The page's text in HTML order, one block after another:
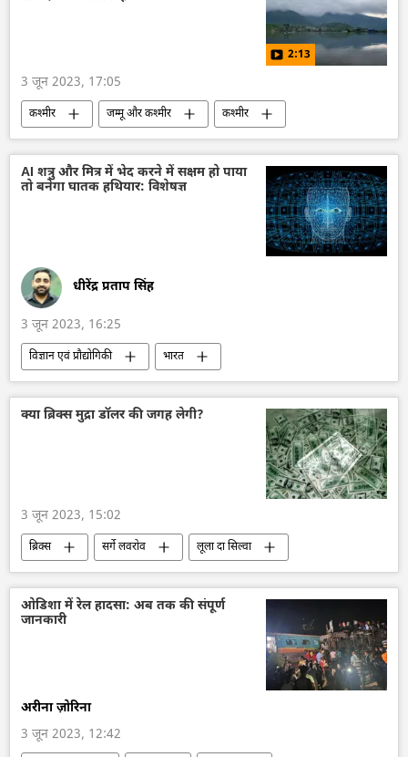
2:13
3 जून 2023, 17:05
कश्मीर जम्मू और कश्मीर
कश्मीर
भारत
भोजन
वैश्विक खाद्य संकट
अर्थव्यवस्था
भारतीय किसान
दक्षिण एशिया
जलवायु परिवर्तन
AI शत्रु और मित्र में भेद करने में सक्षम हो पाया
तो बनेगा घातक हथियार: विशेषज्ञ
धीरेंद्र प्रताप सिंह
3 जून 2023, 16:25
विज्ञान एवं प्रौद्योगिकी
भारत
Artificial Intelligence (AI)
विशेषज्ञ
विज्ञान एवं प्रौद्योगिकी
दक्षिण एशिया
सामूहिक विनाश के हथियार
क्या ब्रिक्स मुद्रा डॉलर की जगह लेगी?
3 जून 2023, 15:02
ब्रिक्स सर्गे लवरोव
लूला दा सिल्वा
चीन
भारत रूस
ब्राज़ील
दक्षिण अफ्रीका
अमेरिका
डी-डॉलरकरण
ओडिशा में रेल हादसा: अब तक की संपूर्ण
जानकारी
अरीना ज़ोरिना
3 जून 2023, 12:42